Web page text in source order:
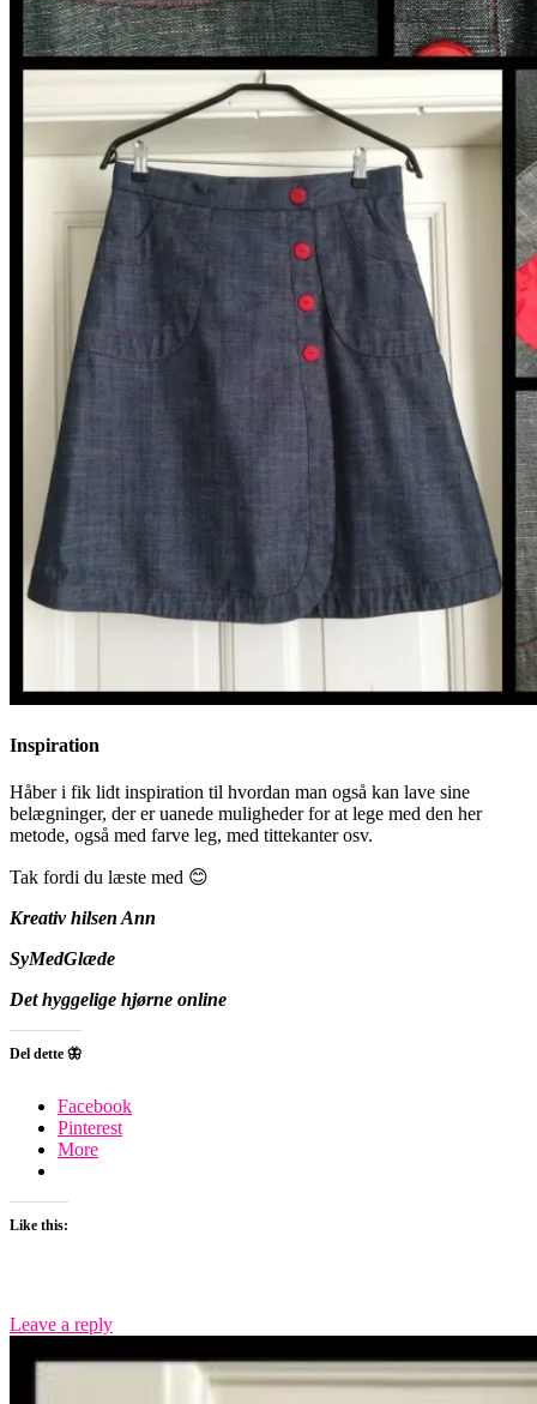
Inspiration
Håber i fik lidt inspiration til hvordan man også kan lave sine
belægninger, der er uanede muligheder for at lege med den her
metode, også med farve leg, med tittekanter osv.
Tak fordi du læste med 😊
Kreativ hilsen Ann
SyMedGlæde
Det hyggelige hjørne online
Del dette 🦋
Facebook
Pinterest
More
Like this:
Leave a reply